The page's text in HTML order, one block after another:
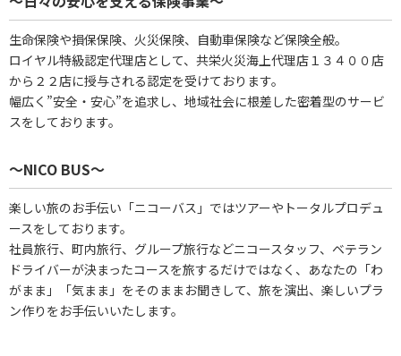
生命保険や損保保険、火災保険、自動車保険など保険全般。
ロイヤル特級認定代理店として、共栄火災海上代理店１３４００店
から２２店に授与される認定を受けております。
幅広く”安全・安心”を追求し、地域社会に根差した密着型のサービ
スをしております。
～NICO BUS～
楽しい旅のお手伝い「ニコーバス」ではツアーやトータルプロデュ
ースをしております。
社員旅行、町内旅行、グループ旅行などニコースタッフ、ベテラン
ドライバーが決まったコースを旅するだけではなく、あなたの「わ
がまま」「気まま」をそのままお聞きして、旅を演出、楽しいプラ
ン作りをお手伝いいたします。